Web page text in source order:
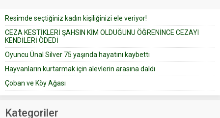
yapıştırdığı için düğünden...
Resimde seçtiğiniz kadın kişiliğinizi ele veriyor!
CEZA KESTİKLERİ ŞAHSIN KİM OLDUĞUNU ÖĞRENİNCE CEZAYI
KENDİLERİ ÖDEDİ
Oyuncu Ünal Silver 75 yaşında hayatını kaybetti
Hayvanların kurtarmak için alevlerin arasına daldı
Çoban ve Köy Ağası
Kategoriler